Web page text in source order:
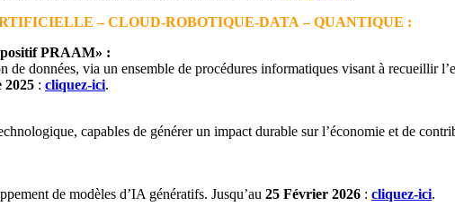
– CLOUD-ROBOTIQUE-DATA – QUANTIQUE :
PRAAM» :
données, via un ensemble de procédures informatiques visant à recueillir
2025 : cliquez-ici.
capables de générer un impact durable sur l’économie et de
de modèles d’IA génératifs. Jusqu’au 25 Février 2026 : cliquez-ici.